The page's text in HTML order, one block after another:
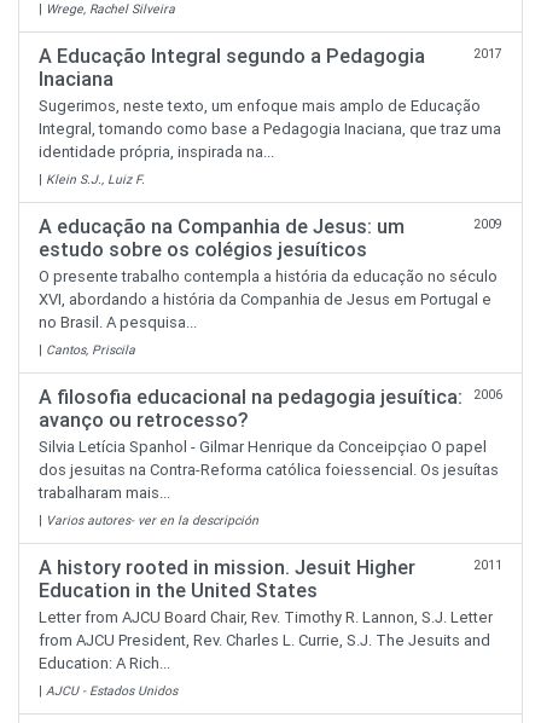
| Wrege, Rachel Silveira
A Educação Integral segundo a Pedagogia
Inaciana
2017
Sugerimos, neste texto, um enfoque mais amplo de Educação
Integral, tomando como base a Pedagogia Inaciana, que traz uma
identidade própria, inspirada na...
| Klein S.J., Luiz F.
A educação na Companhia de Jesus: um
estudo sobre os colégios jesuíticos
2009
O presente trabalho contempla a história da educação no século
XVI, abordando a história da Companhia de Jesus em Portugal e
no Brasil. A pesquisa...
| Cantos, Priscila
A filosofia educacional na pedagogia jesuítica:
avanço ou retrocesso?
2006
Silvia Letícia Spanhol - Gilmar Henrique da Conceipçiao O papel
dos jesuitas na Contra-Reforma católica foiessencial. Os jesuítas
trabalharam mais...
| Varios autores- ver en la descripción
A history rooted in mission. Jesuit Higher
Education in the United States
2011
Letter from AJCU Board Chair, Rev. Timothy R. Lannon, S.J. Letter
from AJCU President, Rev. Charles L. Currie, S.J. The Jesuits and
Education: A Rich...
|AJCU - Estados Unidos